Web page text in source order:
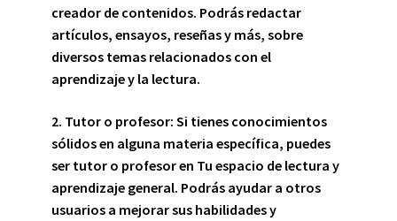
creador de contenidos. Podrás redactar
artículos, ensayos, reseñas y más, sobre
diversos temas relacionados con el
aprendizaje y la lectura.
2. Tutor o profesor: Si tienes conocimientos
sólidos en alguna materia específica, puedes
ser tutor o profesor en Tu espacio de lectura y
aprendizaje general. Podrás ayudar a otros
usuarios a mejorar sus habilidades y